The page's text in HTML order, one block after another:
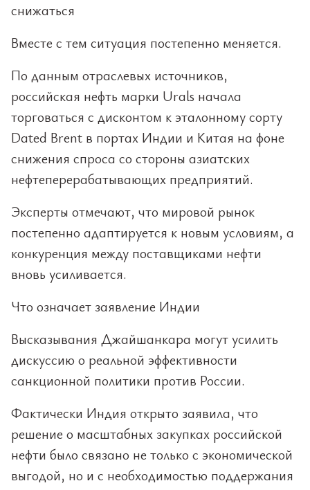
снижаться
Вместе с тем ситуация постепенно меняется.
По данным отраслевых источников,
российская нефть марки Urals начала
торговаться с дисконтом к эталонному сорту
Dated Brent в портах Индии и Китая на фоне
снижения спроса со стороны азиатских
нефтеперерабатывающих предприятий.
Эксперты отмечают, что мировой рынок
постепенно адаптируется к новым условиям, а
конкуренция между поставщиками нефти
вновь усиливается.
Что означает заявление Индии
Высказывания Джайшанкара могут усилить
дискуссию о реальной эффективности
санкционной политики против России.
Фактически Индия открыто заявила, что
решение о масштабных закупках российской
нефти было связано не только с экономической
выгодой, но и с необходимостью поддержания